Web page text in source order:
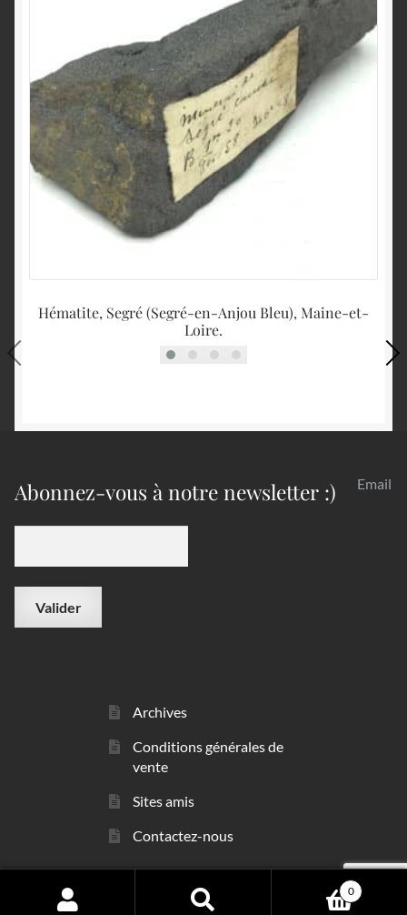
Hématite, Segré (Segré-en-Anjou Bleu), Maine-et-
Loire.
Abonnez-vous à notre newsletter :) Email
Archives
Conditions générales de
vente
Sites amis
Contactez-nous
© sarl Les Minéraux 2006 - 2026 0